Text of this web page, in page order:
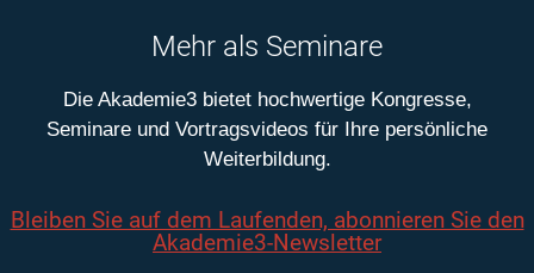
Mehr als Seminare
Die Akademie3 bietet hochwertige Kongresse,
Seminare und Vortragsvideos für Ihre persönliche
Weiterbildung.
Bleiben Sie auf dem Laufenden, abonnieren Sie den
Akademie3-Newsletter